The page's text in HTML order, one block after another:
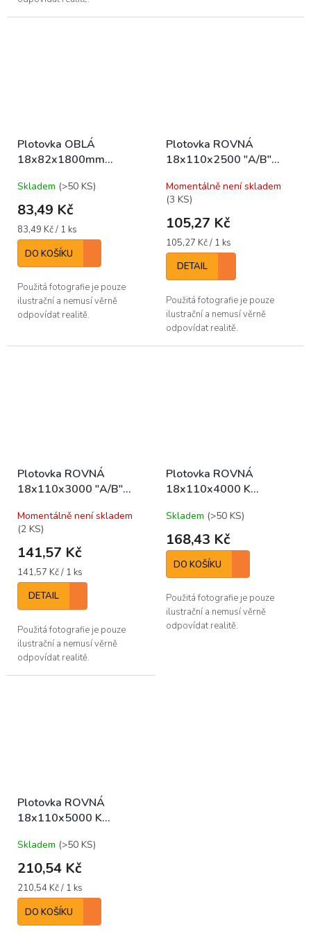
Plotovka OBLÁ
18x82x1800mm
Skladem (>50 KS)
83,49 Kč
Měrná
cena:
83,49 Kč / 1 ks
DO KOŠÍKU
Použitá fotografie je pouze
ilustrační a nemusí věrně
odpovídat realitě.
Plotovka ROVNÁ
18x110x2500 "A/B"
Momentálně není skladem
(3 KS)
105,27 Kč
Měrná
cena:
105,27 Kč / 1 ks
DETAIL
Použitá fotografie je pouze
ilustrační a nemusí věrně
odpovídat realitě.
Plotovka ROVNÁ
18x110x3000 "A/B"
Momentálně není skladem
(2 KS)
141,57 Kč
Měrná
cena:
141,57 Kč / 1 ks
DETAIL
Použitá fotografie je pouze
ilustrační a nemusí věrně
odpovídat realitě.
Plotovka ROVNÁ
18x110x4000 K
Skladem (>50 KS)
168,43 Kč
DO KOŠÍKU
Použitá fotografie je pouze
ilustrační a nemusí věrně
odpovídat realitě.
Plotovka ROVNÁ
18x110x5000 K
Skladem (>50 KS)
210,54 Kč
Měrná
cena:
210,54 Kč / 1 ks
DO KOŠÍKU